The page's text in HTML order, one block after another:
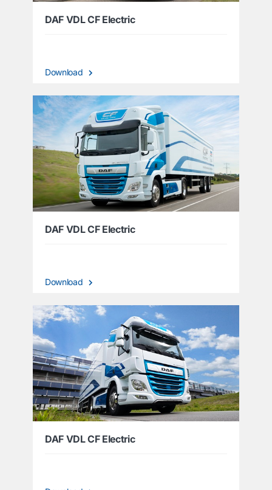
DAF VDL CF Electric
Download
DAF VDL CF Electric
Download
DAF VDL CF Electric